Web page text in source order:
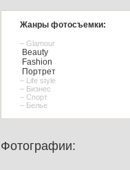
Жанры фотосъемки:
– Glamour
Beauty
Fashion
Портрет
– Life style
– Бизнес
– Спорт
– Белье
Фотографии: